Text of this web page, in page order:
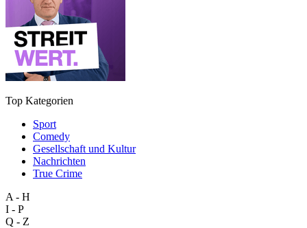
Top Kategorien
Sport
Comedy
Gesellschaft und Kultur
Nachrichten
True Crime
A - H
I - P
Q - Z